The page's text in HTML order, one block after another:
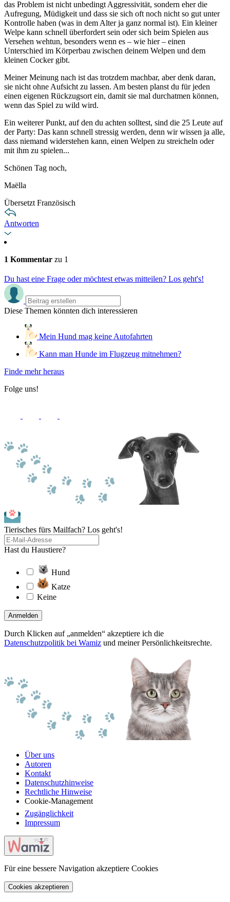
das Problem ist nicht unbedingt Aggressivität, sondern eher die
Aufregung, Müdigkeit und dass sie sich oft noch nicht so gut unter
Kontrolle haben (was in dem Alter ja ganz normal ist). Ein kleiner
Welpe kann schnell überfordert sein oder sich beim Spielen aus
Versehen wehtun, besonders wenn es – wie hier – einen
Unterschied im Körperbau zwischen deinem Welpen und dem
kleinen Cocker gibt.
Meiner Meinung nach ist das trotzdem machbar, aber denk daran,
sie nicht ohne Aufsicht zu lassen. Am besten planst du für jeden
einen eigenen Rückzugsort ein, damit sie mal durchatmen können,
wenn das Spiel zu wild wird.
Ein weiterer Punkt, auf den du achten solltest, sind die 25 Leute auf
der Party: Das kann schnell stressig werden, denn wir wissen ja alle,
dass niemand widerstehen kann, einen Welpen zu streicheln oder
mit ihm zu spielen...
Schönen Tag noch,
Maëlla
Übersetzt Französisch
Antworten
1 Kommentar zu 1
Du hast eine Frage oder möchtest etwas mitteilen? Los geht's!
Diese Themen könnten dich interessieren
Mein Hund mag keine Autofahrten
Kann man Hunde im Flugzeug mitnehmen?
Finde mehr heraus
Folge uns!
Tierisches fürs Mailfach? Los geht's!
Hast du Haustiere?
Hund
Katze
Keine
Anmelden
Durch Klicken auf „anmelden“ akzeptiere ich die
Datenschutzpolitik bei Wamiz und meiner Persönlichkeitsrechte.
Über uns
Autoren
Kontakt
Datenschutzhinweise
Rechtliche Hinweise
Cookie-Management
Zugänglichkeit
Impressum
Für eine bessere Navigation akzeptiere Cookies
Cookies akzeptieren